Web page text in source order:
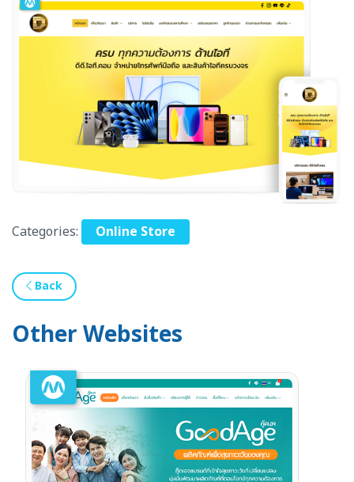
Categories: Online Store
Back
Other Websites